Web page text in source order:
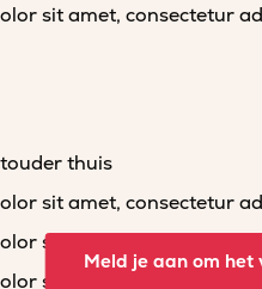
sit amet, consectetur
thuis
sit amet, consectetur
sit amet, consectetur
sit amet, consectetur
Meld je aan om